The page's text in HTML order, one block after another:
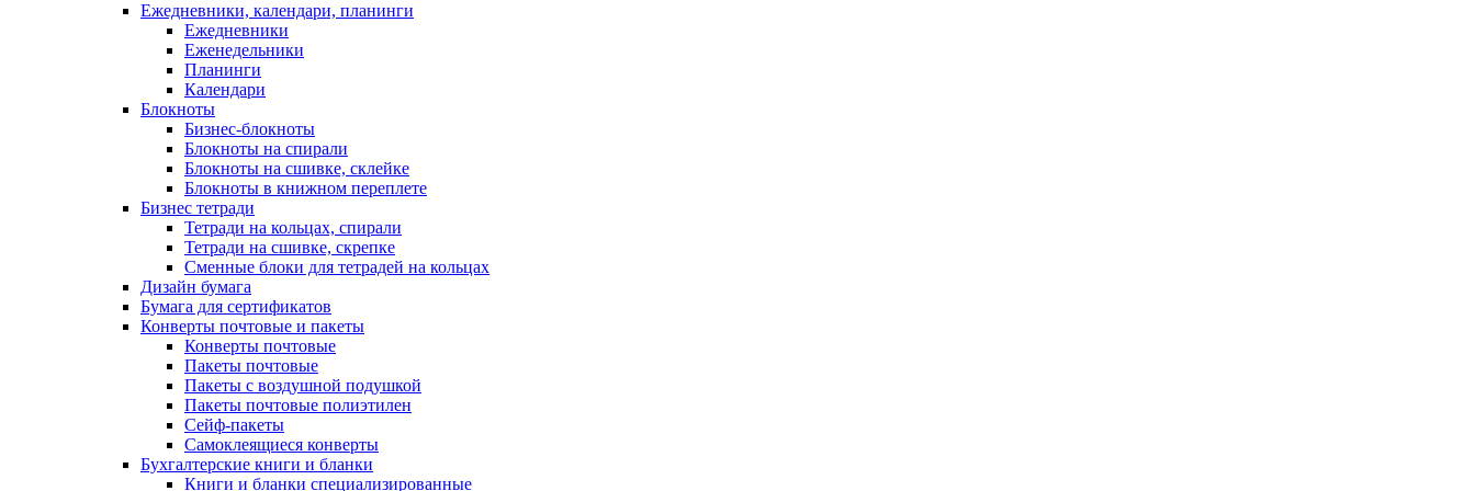
Ежедневники, календари, планинги
Ежедневники
Еженедельники
Планинги
Календари
Блокноты
Бизнес-блокноты
Блокноты на спирали
Блокноты на сшивке, склейке
Блокноты в книжном переплете
Бизнес тетради
Тетради на кольцах, спирали
Тетради на сшивке, скрепке
Сменные блоки для тетрадей на кольцах
Дизайн бумага
Бумага для сертификатов
Конверты почтовые и пакеты
Конверты почтовые
Пакеты почтовые
Пакеты с воздушной подушкой
Пакеты почтовые полиэтилен
Сейф-пакеты
Самоклеящиеся конверты
Бухгалтерские книги и бланки
Книги и бланки специализированные